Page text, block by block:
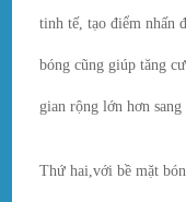
tinh tế, tạo điểm nhấn
bóng cũng giúp tăng
gian rộng lớn hơn sang
Thứ hai,với bề mặt